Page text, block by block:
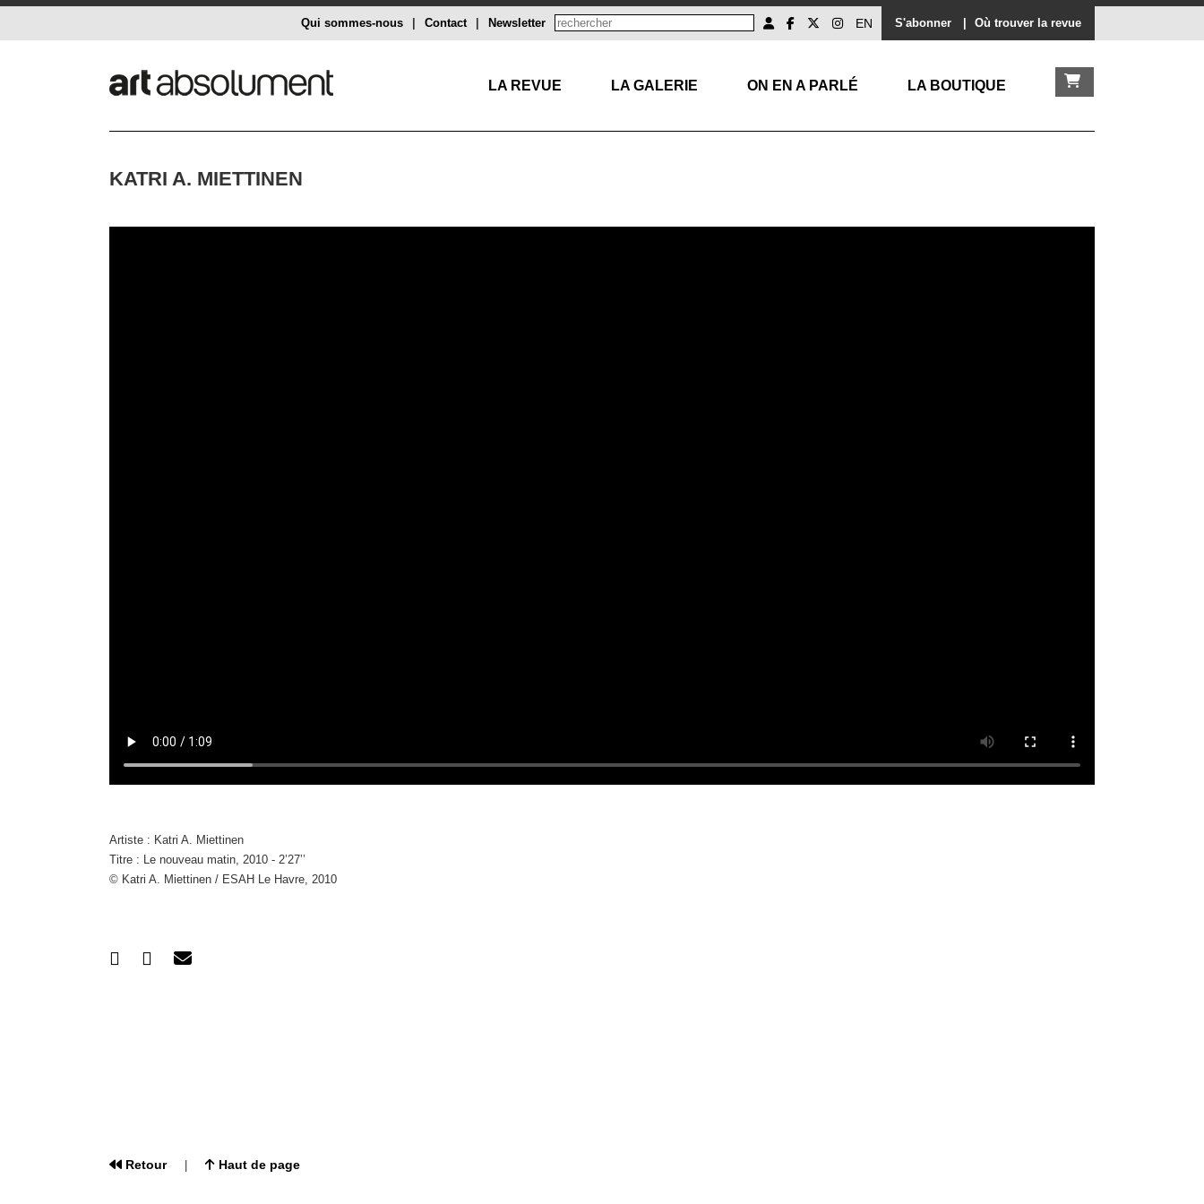
S'abonner Où trouver la revue
EN
Newsletter
Contact
Qui sommes-nous
LA REVUE LA GALERIE ON EN A PARLÉ LA BOUTIQUE
KATRI A. MIETTINEN
Artiste : Katri A. Miettinen
Titre : Le nouveau matin, 2010 - 2’27’’
© Katri A. Miettinen / ESAH Le Havre, 2010
Retour| Haut de page